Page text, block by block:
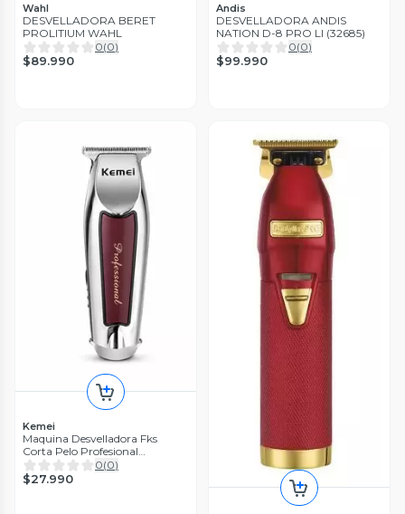
Wahl
DESVELLADORA BERET
PROLITIUM WAHL
0(0)
$89.990
Andis
DESVELLADORA ANDIS
NATION D-8 PRO LI (32685)
0(0)
$99.990
Kemei
Maquina Desvelladora Fks
Corta Pelo Profesional
Inalambrica Kemei 9163
0(0)
$27.990